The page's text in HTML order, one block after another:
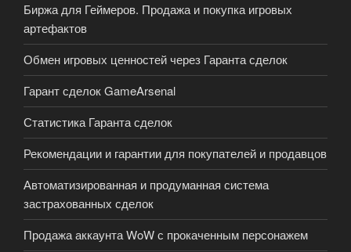
Биржа для Геймеров. Продажа и покупка игровых
артефактов
Обмен игровых ценностей через Гаранта сделок
Гарант сделок GameArsenal
Статистика Гаранта сделок
Рекомендации и гарантии для покупателей и продавцов
Автоматизированная и продуманная система
застрахованных сделок
Продажа аккаунта WoW с прокаченным персонажем